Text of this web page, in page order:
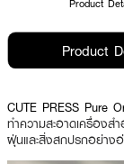
Product
Product
CUTE PRESS Pure
ทำความสะอาดเครื่องส
ฝุ่นและสิ่งสกปรกอย่าง